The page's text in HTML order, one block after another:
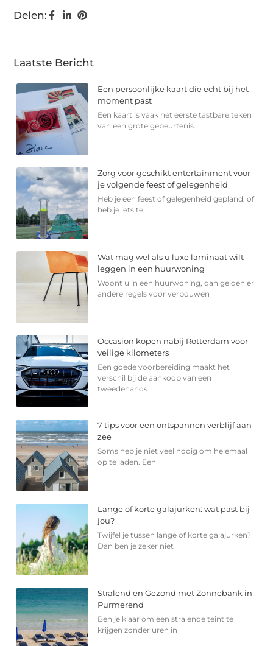
Delen:
Laatste Bericht
Een persoonlijke kaart die echt bij het
moment past
Een kaart is vaak het eerste tastbare teken
van een grote gebeurtenis.
Zorg voor geschikt entertainment voor
je volgende feest of gelegenheid
Heb je een feest of gelegenheid gepland, of
heb je iets te
Wat mag wel als u luxe laminaat wilt
leggen in een huurwoning
Woont u in een huurwoning, dan gelden er
andere regels voor verbouwen
Occasion kopen nabij Rotterdam voor
veilige kilometers
Een goede voorbereiding maakt het
verschil bij de aankoop van een
tweedehands
7 tips voor een ontspannen verblijf aan
zee
Soms heb je niet veel nodig om helemaal
op te laden. Een
Lange of korte galajurken: wat past bij
jou?
Twijfel je tussen lange of korte galajurken?
Dan ben je zeker niet
Stralend en Gezond met Zonnebank in
Purmerend
Ben je klaar om een stralende teint te
krijgen zonder uren in